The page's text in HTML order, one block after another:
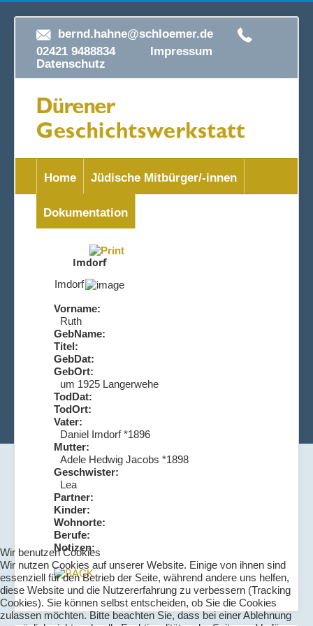
bernd.hahne@schloemer.de
02421 9488834 Impressum
Datenschutz
Home Jüdische Mitbürger/-innen
Dokumentation
Imdorf
Imdorf
Vorname:
Ruth
GebName:
Titel:
GebDat:
GebOrt:
um 1925 Langerwehe
TodDat:
TodOrt:
Vater:
Daniel Imdorf *1896
Mutter:
Adele Hedwig Jacobs *1898
Geschwister:
Lea
Partner:
Kinder:
Wohnorte:
Berufe:
Notizen:
Wir benutzen Cookies
Wir nutzen Cookies auf unserer Website. Einige von ihnen sind
essenziell für den Betrieb der Seite, während andere uns helfen,
diese Website und die Nutzererfahrung zu verbessern (Tracking
Cookies). Sie können selbst entscheiden, ob Sie die Cookies
zulassen möchten. Bitte beachten Sie, dass bei einer Ablehnung